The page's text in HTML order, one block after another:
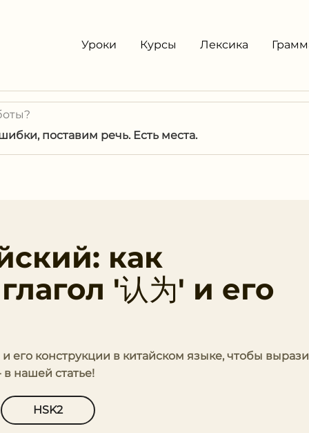
Уроки Курсы Лексика
поставим речь. Есть места.
как
'认为' и его
и его конструкции в китайском языке, чтобы
нашей статье!
HSK2